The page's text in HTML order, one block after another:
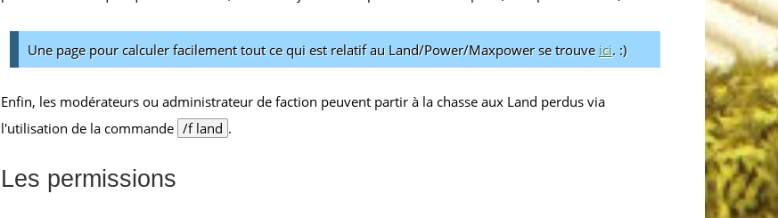
Une page pour calculer facilement tout ce qui est relatif au Land/Power/Maxpower se trouve ici. :)
Enfin, les modérateurs ou administrateur de faction peuvent partir à la chasse aux Land perdus via
l'utilisation de la commande /f land .
Les permissions